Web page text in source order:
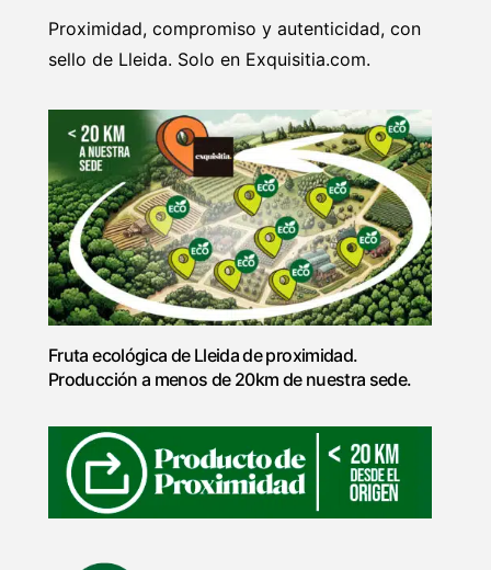
Proximidad, compromiso y autenticidad, con
sello de Lleida. Solo en Exquisitia.com.
Fruta ecológica de Lleida de proximidad.
Producción a menos de 20km de nuestra sede.